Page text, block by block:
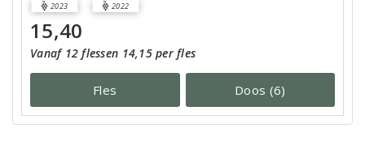
2023 2022
15,40
Vanaf 12 flessen 14,15 per fles
Fles Doos (6)